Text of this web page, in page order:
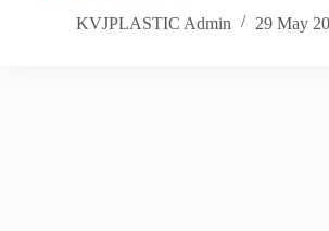
KVJPLASTIC Admin 29 May